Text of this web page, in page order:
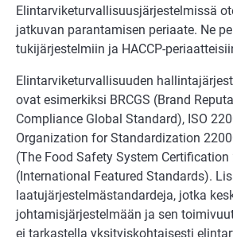
Elintarviketurvallisuusjärjestelmissä
jatkuvan parantamisen periaate. Ne
tukijärjestelmiin ja HACCP-
Elintarviketurvallisuuden
ovat esimerkiksi BRCGS (Brand
Compliance Global Standard), ISO
Organization for Standardization
(The Food Safety System Certification
(International Featured Standards).
laatujärjestelmästandardeja, jotka
johtamisjärjestelmään ja sen
ei tarkastella yksityiskohtaisesti